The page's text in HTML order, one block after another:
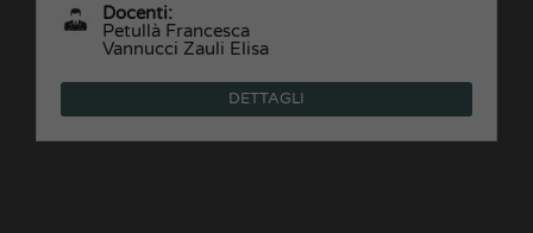
Docenti:
Petullà Francesca
Vannucci Zauli Elisa
DETTAGLI